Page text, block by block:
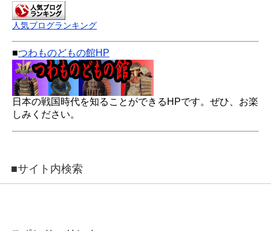
人気ブログランキング
■つわものどもの館HP
日本の戦国時代を知ることができるHPです。ぜひ、お楽
しみください。
■サイト内検索